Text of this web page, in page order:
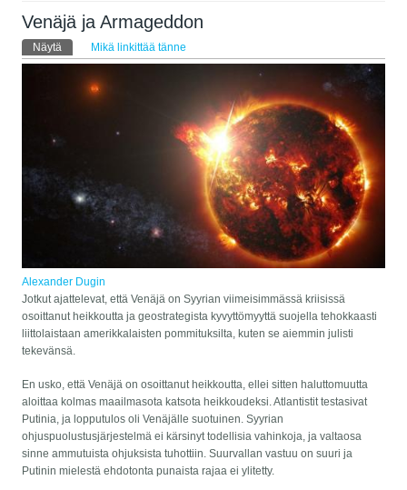
Venäjä ja Armageddon
Ensisijaiset välilehdet
Näytä (aktiivinen välilehti)
Mikä linkittää tänne
Alexander Dugin
Jotkut ajattelevat, että Venäjä on Syyrian viimeisimmässä kriisissä
osoittanut heikkoutta ja geostrategista kyvyttömyyttä suojella tehokkaasti
liittolaistaan amerikkalaisten pommituksilta, kuten se aiemmin julisti
tekevänsä.
En usko, että Venäjä on osoittanut heikkoutta, ellei sitten haluttomuutta
aloittaa kolmas maailmasota katsota heikkoudeksi. Atlantistit testasivat
Putinia, ja lopputulos oli Venäjälle suotuinen. Syyrian
ohjuspuolustusjärjestelmä ei kärsinyt todellisia vahinkoja, ja valtaosa
sinne ammutuista ohjuksista tuhottiin. Suurvallan vastuu on suuri ja
Putinin mielestä ehdotonta punaista rajaa ei ylitetty.